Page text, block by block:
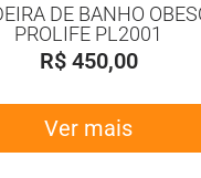
DE BANHO
PROLIFE PL2001
R$450,00
Ver mais